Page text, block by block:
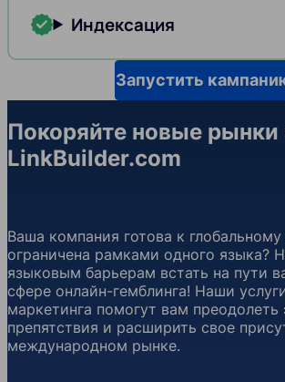
Индексация
Запустить
Покоряйте новые рынки
LinkBuilder.com
Ваша компания готова к глобальному
ограничена рамками одного языка?
языковым барьерам встать на пути
сфере онлайн-гемблинга! Наши
маркетинга помогут вам преодолеть
препятствия и расширить свое
международном рынке.